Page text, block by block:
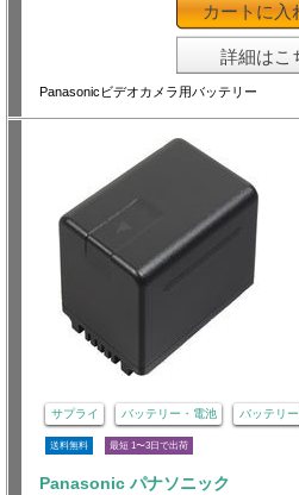
カートに入
詳細はこ
Panasonicビデオカメラ用バッテリー
サプライ バッテリー・電池 バッテリー
送料無料 最短 1〜3日で出荷
Panasonic パナソニック